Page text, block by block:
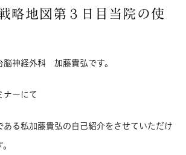
略地図第３日目当院の使
脳神経外科 加藤貴弘です。
ナーにて
ある私加藤貴弘の自己紹介をさせていただけ